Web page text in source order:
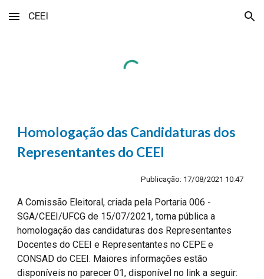
Skip to main content Skip to navigation
CEEI
Homologação das Candidaturas dos
Representantes do CEEI
Publicação: 17/08/2021 10:47
A Comissão Eleitoral, criada pela Portaria 006 -
SGA/CEEI/UFCG de 15/07/2021, torna pública a
homologação das candidaturas dos Representantes
Docentes do CEEI e Representantes no CEPE e
CONSAD do CEEI. Maiores informações estão
disponíveis no parecer 01, disponível no link a seguir: